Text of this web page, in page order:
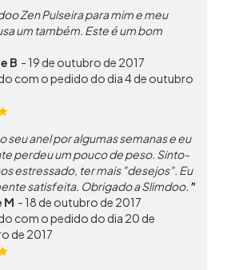
Zen Pulseira para mim e meu
um também. Este é um bom
B - 19 de outubro de 2017
com o pedido do dia 4 de outubro
seu anel por algumas semanas e eu
perdeu um pouco de peso. Sinto-
estressado, ter mais "desejos". Eu
satisfeita. Obrigado a Slimdoo.
M - 18 de outubro de 2017
com o pedido do dia 20 de
de 2017